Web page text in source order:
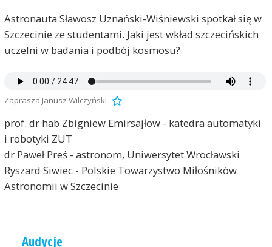
Astronauta Sławosz Uznański-Wiśniewski spotkał się w
Szczecinie ze studentami. Jaki jest wkład szczecińskich
uczelni w badania i podbój kosmosu?
Zaprasza Janusz Wilczyński
prof. dr hab Zbigniew Emirsajłow - katedra automatyki
i robotyki ZUT
dr Paweł Preś - astronom, Uniwersytet Wrocławski
Ryszard Siwiec - Polskie Towarzystwo Miłośników
Astronomii w Szczecinie
Audycje